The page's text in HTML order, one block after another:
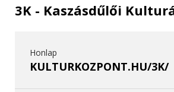
3K - Kaszásdűlői
Honlap
KULTURKOZPONT.HU/3K/